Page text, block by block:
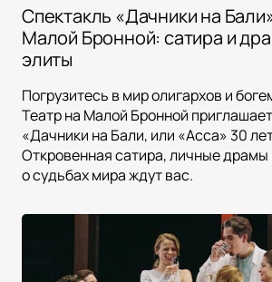
Спектакль «Дачники на
Малой Бронной: сатира и
элиты
Погрузитесь в мир олигархов и
Театр на Малой Бронной
«Дачники на Бали, или «Асса» 30
Откровенная сатира, личные
о судьбах мира ждут вас.